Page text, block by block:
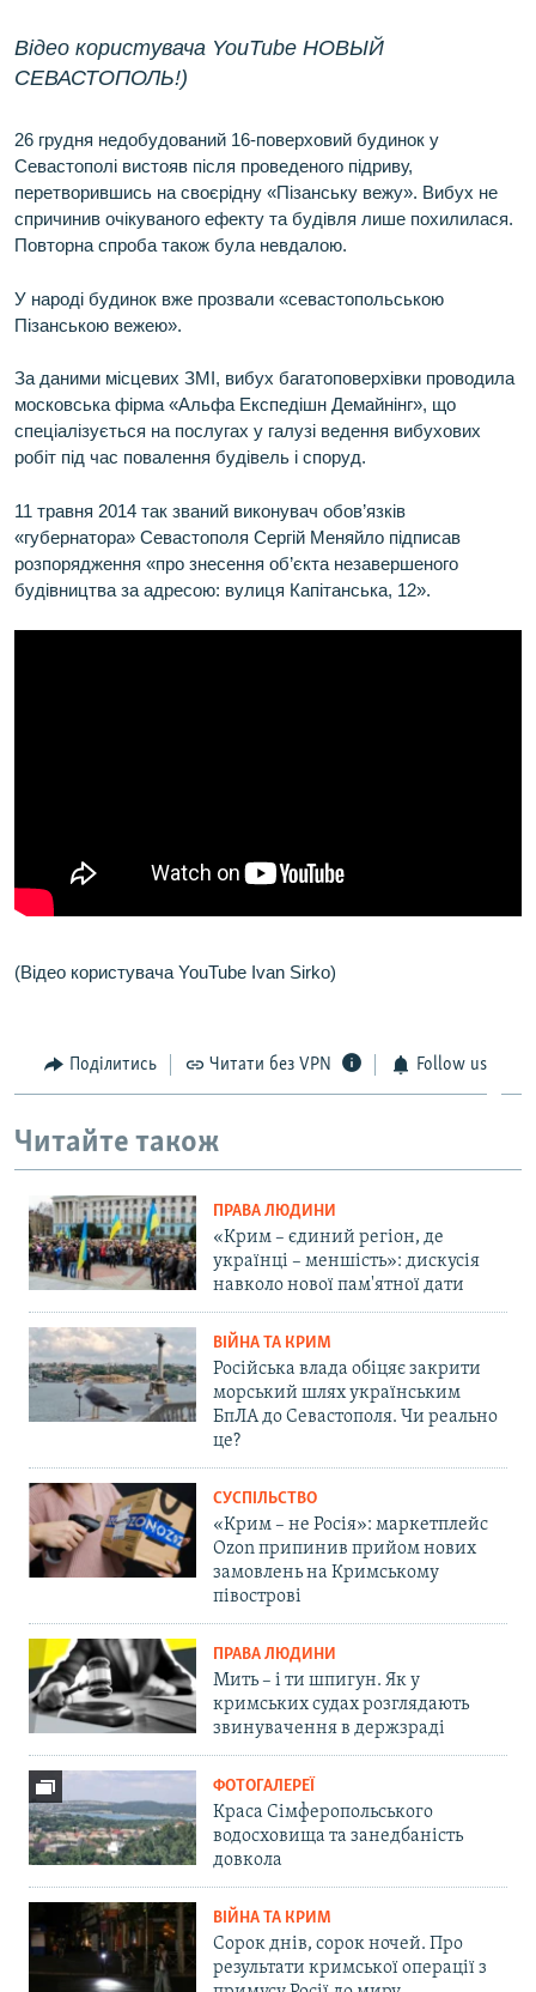
Відео користувача YouTube НОВЫЙ
СЕВАСТОПОЛЬ!)
26 грудня недобудований 16-поверховий будинок у
Севастополі вистояв після проведеного підриву,
перетворившись на своєрідну «Пізанську вежу». Вибух не
спричинив очікуваного ефекту та будівля лише похилилася.
Повторна спроба також була невдалою.
У народі будинок вже прозвали «севастопольською
Пізанською вежею».
За даними місцевих ЗМІ, вибух багатоповерхівки проводила
московська фірма «Альфа Експедішн Демайнінг», що
спеціалізується на послугах у галузі ведення вибухових
робіт під час повалення будівель і споруд.
11 травня 2014 так званий виконувач обов’язків
«губернатора» Севастополя Сергій Меняйло підписав
розпорядження «про знесення об’єкта незавершеного
будівництва за адресою: вулиця Капітанська, 12».
(Відео користувача YouTube Ivan Sirko)
Поділитись Читати без VPN Follow us
Читайте також
ПРАВА ЛЮДИНИ
«Крим – єдиний регіон, де
українці – меншість»: дискусія
навколо нової пам'ятної дати
ВІЙНА ТА КРИМ
Російська влада обіцяє закрити
морський шлях українським
БпЛА до Севастополя. Чи реально
це?
СУСПІЛЬСТВО
«Крим – не Росія»: маркетплейс
Ozon припинив прийом нових
замовлень на Кримському
півострові
ПРАВА ЛЮДИНИ
Мить – і ти шпигун. Як у
кримських судах розглядають
звинувачення в держзраді
ФОТОГАЛЕРЕЇ
Краса Сімферопольського
водосховища та занедбаність
довкола
ВІЙНА ТА КРИМ
Сорок днів, сорок ночей. Про
результати кримської операції з